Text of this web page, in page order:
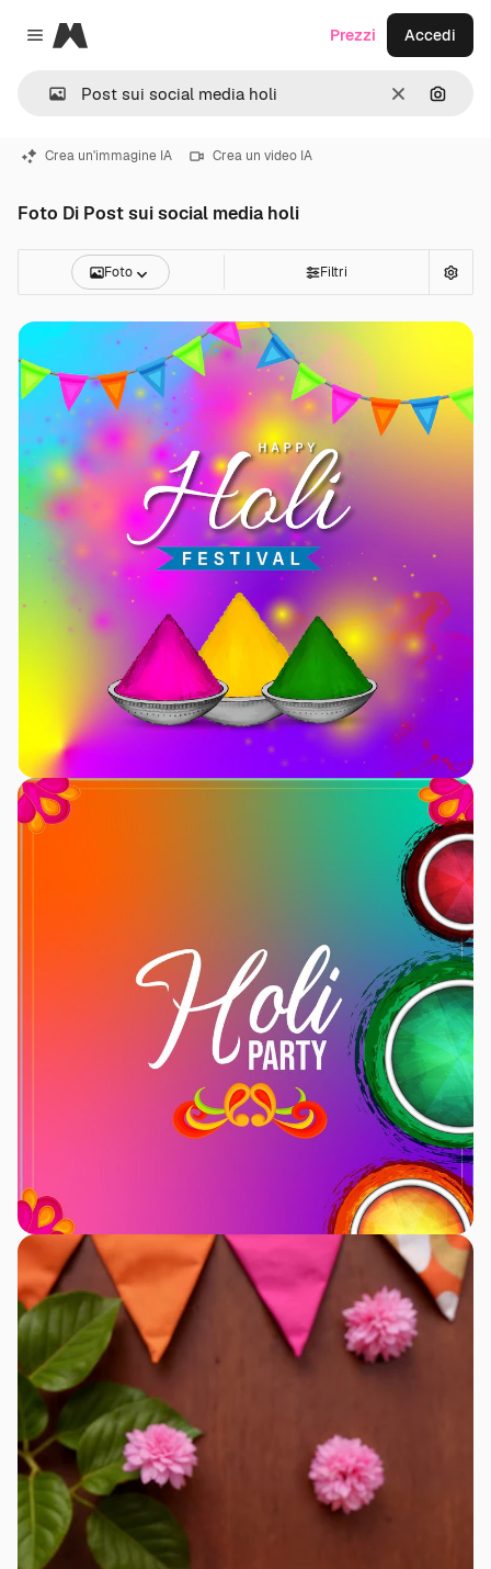
Close menu
Magnific
CancellaCerca
Prezzi Accedi
Crea un'immagine IA Crea un video IA
Foto Di Post sui social media holi
Foto Filtri